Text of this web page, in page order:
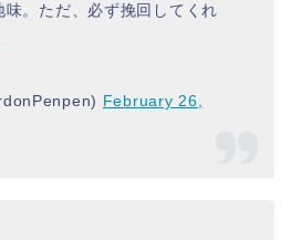
味。ただ、必ず挽回してくれ
February 26,